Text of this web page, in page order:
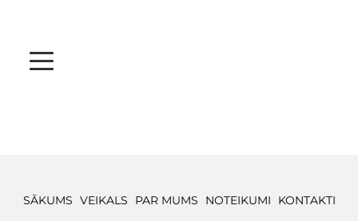
SĀKUMS VEIKALS PAR MUMS NOTEIKUMI KONTAKTI